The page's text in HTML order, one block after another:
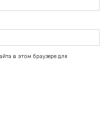
в этом браузере для